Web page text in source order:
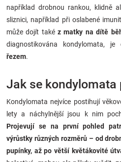
například drobnou rankou, klidně
sliznici, například při oslabené
může dojít takéz matky na dítě
diagnostikována kondylomata, je
řezem.
Jak se kondylomata
Kondylomata nejvíce postihují
lety a náchylnější jsou k nim
Projevují se na první pohled
výrůstky různých rozměrů – od
pupínky, až po větší květákovité